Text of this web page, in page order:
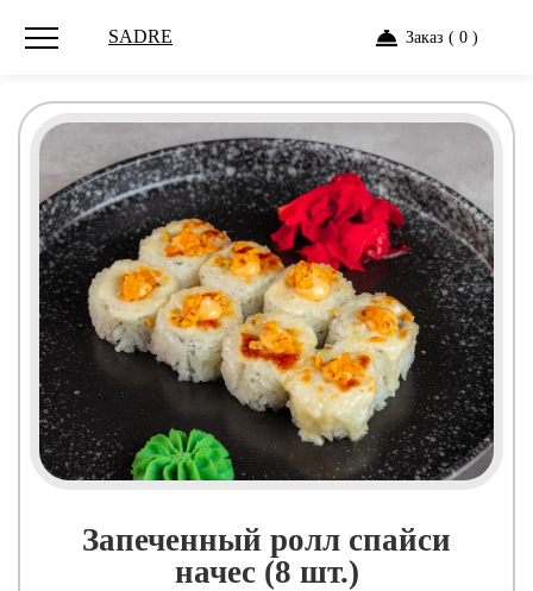
SADRE Заказ ( 0 )
Запеченный ролл спайси
начес (8 шт.)